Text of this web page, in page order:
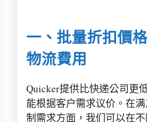
一、批量折扣價
物流費用
Quicker提供比快递公司更
能根据客户需求议价。在
制需求方面，我们可以在